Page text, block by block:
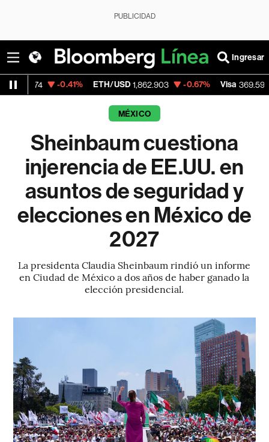
PUBLICIDAD
Ingresar
-0.41% ETH/USD 1,862.903 -0.67% Visa 369.59 +1.07%
MÉXICO
Sheinbaum cuestiona
injerencia de EE.UU. en
asuntos de seguridad y
elecciones en México de
2027
La presidenta Claudia Sheinbaum rindió un informe
en Ciudad de México a dos años de haber ganado la
elección presidencial.